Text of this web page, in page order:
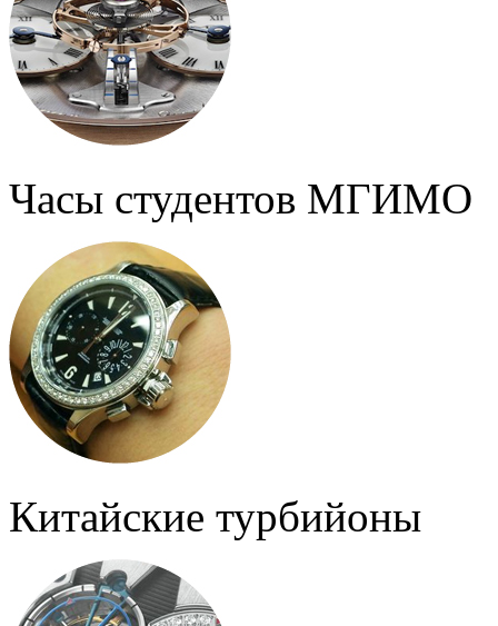
Часы студентов МГИМО
Китайские турбийоны